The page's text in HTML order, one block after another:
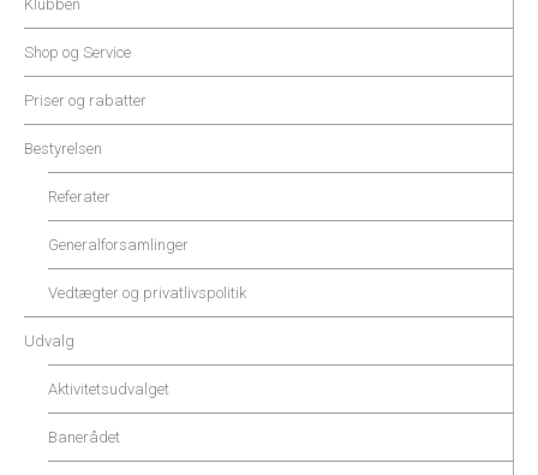
Klubben
Shop og Service
Priser og rabatter
Bestyrelsen
Referater
Generalforsamlinger
Vedtægter og privatlivspolitik
Udvalg
Aktivitetsudvalget
Banerådet